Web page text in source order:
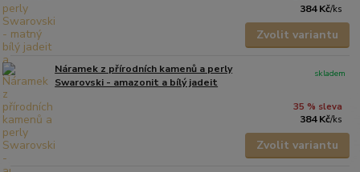
384 Kč/ks
Zvolit variantu
Náramek z přírodních kamenů a perly
Swarovski - amazonit a bílý jadeit
35 % sleva
384 Kč/ks
skladem
Zvolit variantu